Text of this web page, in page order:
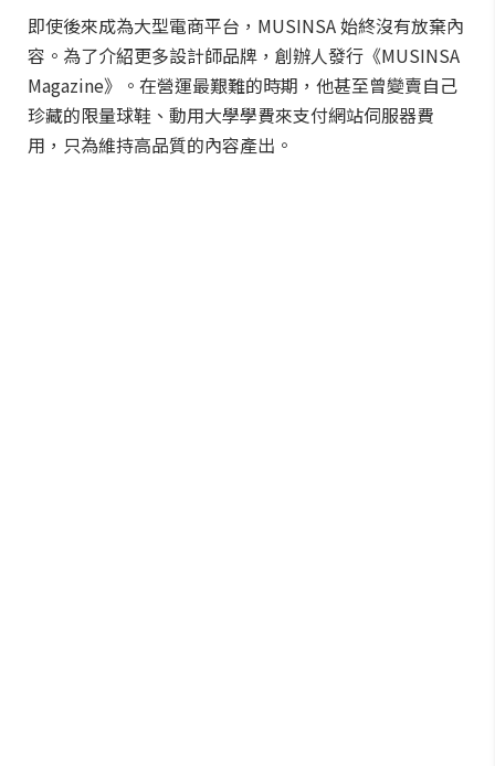
即使後來成為大型電商平台，MUSINSA 始終沒有放棄內
容。為了介紹更多設計師品牌，創辦人發行《MUSINSA
Magazine》。在營運最艱難的時期，他甚至曾變賣自己
珍藏的限量球鞋、動用大學學費來支付網站伺服器費
用，只為維持高品質的內容產出。